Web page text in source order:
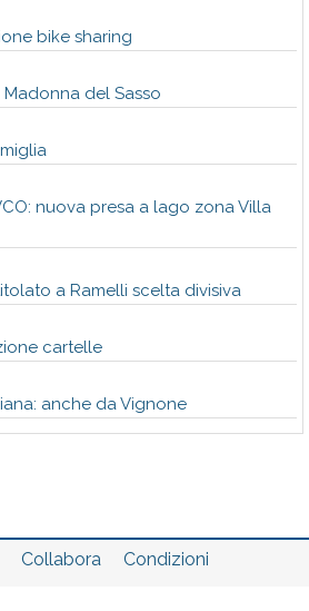
bike sharing
del Sasso
nuova presa a lago zona Villa
a Ramelli scelta divisiva
cartelle
anche da Vignone
Collabora
Condizioni